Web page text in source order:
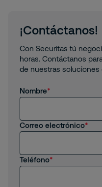
¡Contáctanos!
Con Securitas tú
horas. Contáctanos
de nuestras soluciones
Nombre
Correo electrónico
Teléfono